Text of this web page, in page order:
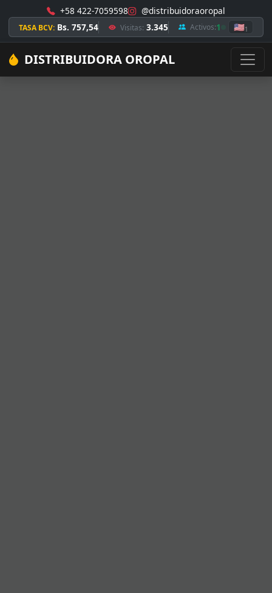
+58 422-7059598 @distribuidoraoropal
TASA BCV: Bs. 757,54 Visitas: 3.345 Activos:1 🇺🇸1
DISTRIBUIDORA OROPAL